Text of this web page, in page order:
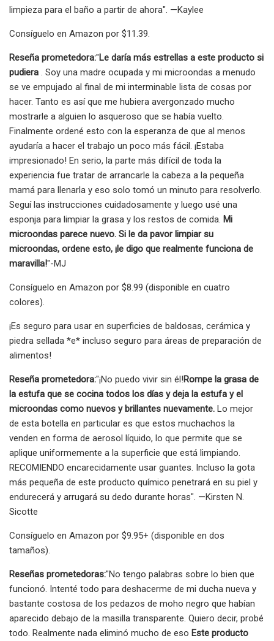
limpieza para el baño a partir de ahora". —Kaylee
Consíguelo en Amazon por $11.39.
Reseña prometedora:"Le daría más estrellas a este producto si
pudiera . Soy una madre ocupada y mi microondas a menudo
se ve empujado al final de mi interminable lista de cosas por
hacer. Tanto es así que me hubiera avergonzado mucho
mostrarle a alguien lo asqueroso que se había vuelto.
Finalmente ordené esto con la esperanza de que al menos
ayudaría a hacer el trabajo un poco más fácil. ¡Estaba
impresionado! En serio, la parte más difícil de toda la
experiencia fue tratar de arrancarle la cabeza a la pequeña
mamá para llenarla y eso solo tomó un minuto para resolverlo.
Seguí las instrucciones cuidadosamente y luego usé una
esponja para limpiar la grasa y los restos de comida. Mi
microondas parece nuevo. Si le da pavor limpiar su
microondas, ordene esto, ¡le digo que realmente funciona de
maravilla!"-MJ
Consíguelo en Amazon por $8.99 (disponible en cuatro
colores).
¡Es seguro para usar en superficies de baldosas, cerámica y
piedra sellada *e* incluso seguro para áreas de preparación de
alimentos!
Reseña prometedora:"¡No puedo vivir sin él!Rompe la grasa de
la estufa que se cocina todos los días y deja la estufa y el
microondas como nuevos y brillantes nuevamente. Lo mejor
de esta botella en particular es que estos muchachos la
venden en forma de aerosol líquido, lo que permite que se
aplique uniformemente a la superficie que está limpiando.
RECOMIENDO encarecidamente usar guantes. Incluso la gota
más pequeña de este producto químico penetrará en su piel y
endurecerá y arrugará su dedo durante horas". —Kirsten N.
Sicotte
Consíguelo en Amazon por $9.95+ (disponible en dos
tamaños).
Reseñas prometedoras:"No tengo palabras sobre lo bien que
funcionó. Intenté todo para deshacerme de mi ducha nueva y
bastante costosa de los pedazos de moho negro que habían
aparecido debajo de la masilla transparente. Quiero decir, probé
todo. Realmente nada eliminó mucho de eso Este producto